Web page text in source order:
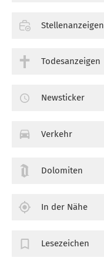
Stellenanzeigen
Todesanzeigen
Newsticker
Verkehr
Dolomiten
In der Nähe
Lesezeichen